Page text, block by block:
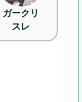
ガークリ
スレ